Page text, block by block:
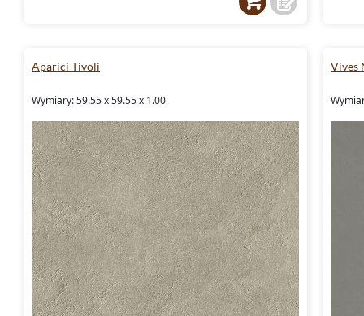
Aparici Tivoli
Wymiary: 59.55 x 59.55 x 1.00
Vives